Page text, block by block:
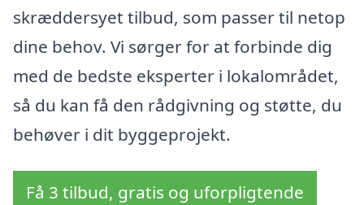
skræddersyet tilbud, som passer til netop
dine behov. Vi sørger for at forbinde dig
med de bedste eksperter i lokalområdet,
så du kan få den rådgivning og støtte, du
behøver i dit byggeprojekt.
Få 3 tilbud, gratis og uforpligtende